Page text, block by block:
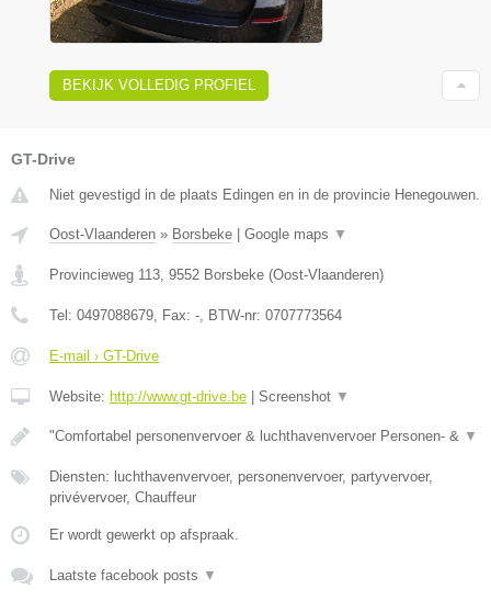
BEKIJK VOLLEDIG PROFIEL
GT-Drive
Niet gevestigd in de plaats Edingen en in de provincie Henegouwen.
Oost-Vlaanderen » Borsbeke | Google maps ▼
Provincieweg 113 9552 Borsbeke (Oost-Vlaanderen)
Tel: 0497088679 , Fax: - , BTW-nr: 0707773564
E-mail › GT-Drive
Website: http://www.gt-drive.be | Screenshot ▼
"Comfortabel personenvervoer & luchthavenvervoer Personen- & ▼
Diensten: luchthavenvervoer, personenvervoer, partyvervoer,
privévervoer, Chauffeur
Er wordt gewerkt op afspraak.
Laatste facebook posts ▼